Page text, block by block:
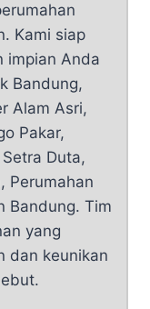
Kami siap
impian Anda
Bandung,
Alam Asri,
Pakar,
Duta,
Perumahan
Bandung. Tim
yang
dan keunikan